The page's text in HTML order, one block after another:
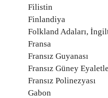
Filistin
Finlandiya
Folkland Adaları,
Fransa
Fransız Guyanası
Fransız Güney
Fransız Polinezyası
Gabon